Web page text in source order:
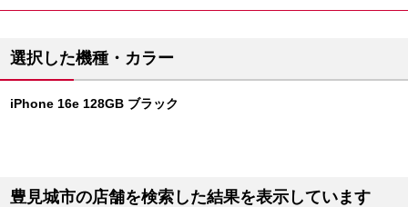
選択した機種・カラー
iPhone 16e 128GB ブラック
豊見城市の店舗を検索した結果を表示しています